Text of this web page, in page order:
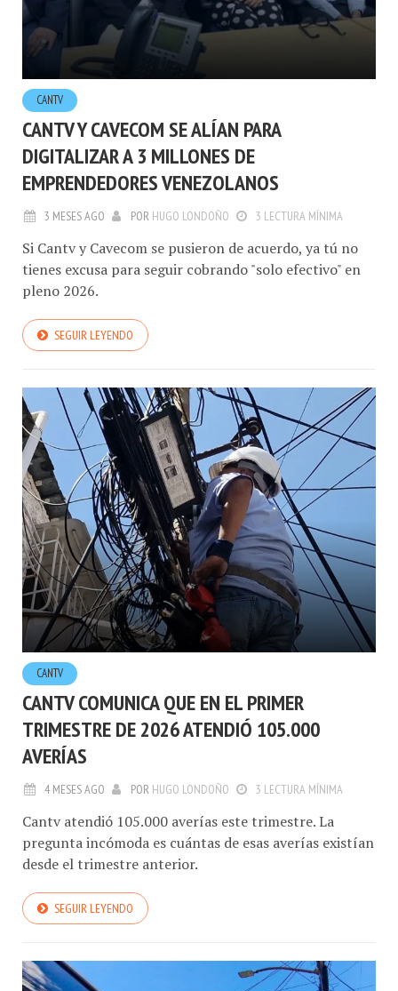
CANTV
CANTV Y CAVECOM SE ALÍAN PARA
DIGITALIZAR A 3 MILLONES DE
EMPRENDEDORES VENEZOLANOS
3 MESES AGO POR HUGO LONDOÑO 3 LECTURA MÍNIMA
Si Cantv y Cavecom se pusieron de acuerdo, ya tú no
tienes excusa para seguir cobrando "solo efectivo" en
pleno 2026.
SEGUIR LEYENDO
CANTV
CANTV COMUNICA QUE EN EL PRIMER
TRIMESTRE DE 2026 ATENDIÓ 105.000
AVERÍAS
4 MESES AGO POR HUGO LONDOÑO 3 LECTURA MÍNIMA
Cantv atendió 105.000 averías este trimestre. La
pregunta incómoda es cuántas de esas averías existían
desde el trimestre anterior.
SEGUIR LEYENDO